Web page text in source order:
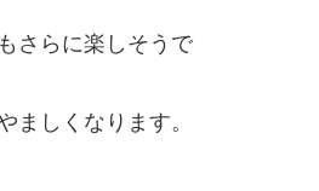
さらに楽しそうで
ましくなります。